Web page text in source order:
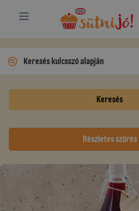
Keresés
Részletes szűrés